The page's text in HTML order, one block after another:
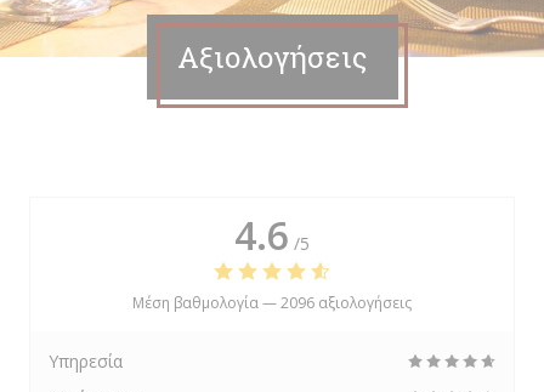
Αξιολογήσεις
4.6 /5
Μέση βαθμολογία —2096 αξιολογήσεις
Υπηρεσία